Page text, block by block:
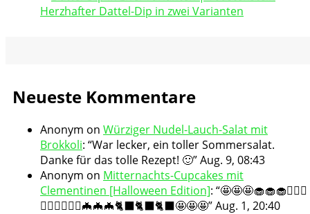
Herzhafter Dattel-Dip in zwei Varianten
Neueste Kommentare
Anonym on Würziger Nudel-Lauch-Salat mit
Brokkoli: “War lecker, ein toller Sommersalat.
Danke für das tolle Rezept! 🙂”Aug. 9, 08:43
Anonym on Mitternachts-Cupcakes mit
Clementinen [Halloween Edition]: “🤩🤩🤩🧁🧁🧁🧛🏻‍♀️
🧛🏻‍♀️🧛🏻‍♀️🦇🦇🦇🐈‍⬛🐈‍⬛🐈‍⬛🤩🤩🤩”Aug. 1, 20:40